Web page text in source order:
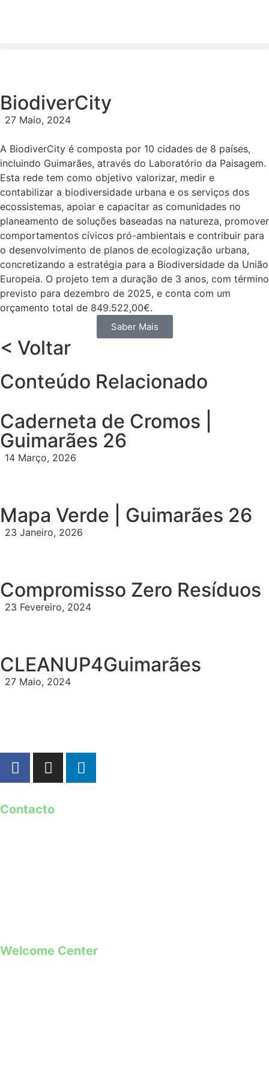
BiodiverCity
27 Maio, 2024
A BiodiverCity é composta por 10 cidades de 8 países,
incluindo Guimarães, através do Laboratório da Paisagem.
Esta rede tem como objetivo valorizar, medir e
contabilizar a biodiversidade urbana e os serviços dos
ecossistemas, apoiar e capacitar as comunidades no
planeamento de soluções baseadas na natureza, promover
comportamentos cívicos pró-ambientais e contribuir para
o desenvolvimento de planos de ecologização urbana,
concretizando a estratégia para a Biodiversidade da União
Europeia. O projeto tem a duração de 3 anos, com término
previsto para dezembro de 2025, e conta com um
orçamento total de 849.522,00€.
Saber Mais
< Voltar
Conteúdo Relacionado
Caderneta de Cromos |
Guimarães 26
14 Março, 2026
Mapa Verde | Guimarães 26
23 Janeiro, 2026
Compromisso Zero Resíduos
23 Fevereiro, 2024
CLEANUP4Guimarães
27 Maio, 2024
Contacto
Welcome Center